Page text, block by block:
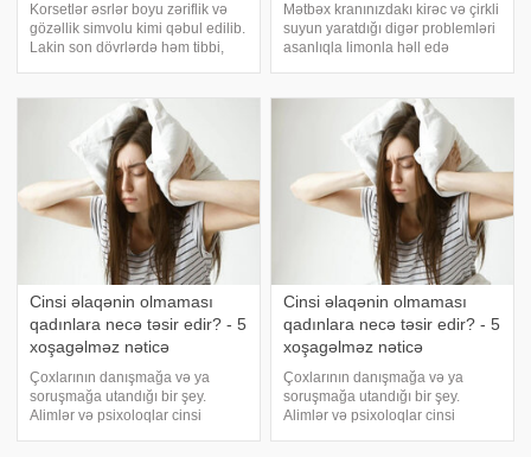
Korsetlər əsrlər boyu zəriflik və
gözəllik simvolu kimi qəbul edilib.
Lakin son dövrlərdə həm tibbi,
diqqət mərkəzinə çəkib. Korsetlər
bədənin formasını dəyişdirmə
Mətbəx kranınızdakı kirəc və çirkli
suyun yaratdığı digər problemləri
asanlıqla limonla həll edə
mütəxəssisləri evdar qadınları bu
qeyri-adi üsulda
Cinsi əlaqənin olmaması
qadınlara necə təsir edir? - 5
xoşagəlməz nəticə
Çoxlarının danışmağa və ya
soruşmağa utandığı bir şey.
Alimlər və psixoloqlar cinsi
Cinsi əlaqənin olmaması
qadınlara necə təsir edir? - 5
xoşagəlməz nəticə
Çoxlarının danışmağa və ya
soruşmağa utandığı bir şey.
Alimlər və psixoloqlar cinsi